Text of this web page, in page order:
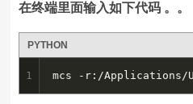
在终端里面输入如下代码 。。
PYTHON
1 mcs -r:/Applications/